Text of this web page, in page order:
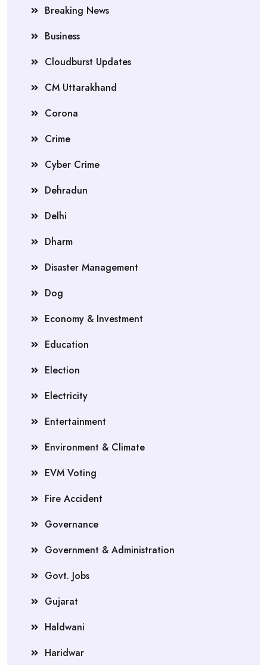
Breaking News
Business
Cloudburst Updates
CM Uttarakhand
Corona
Crime
Cyber Crime
Dehradun
Delhi
Dharm
Disaster Management
Dog
Economy & Investment
Education
Election
Electricity
Entertainment
Environment & Climate
EVM Voting
Fire Accident
Governance
Government & Administration
Govt. Jobs
Gujarat
Haldwani
Haridwar